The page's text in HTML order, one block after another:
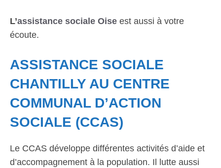
L’assistance sociale Oise est aussi à votre
écoute.
ASSISTANCE SOCIALE
CHANTILLY AU CENTRE
COMMUNAL D’ACTION
SOCIALE (CCAS)
Le CCAS développe différentes activités d’aide et
d’accompagnement à la population. Il lutte aussi